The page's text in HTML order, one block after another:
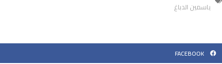
ياسمين الدباغ
FACEBOOK